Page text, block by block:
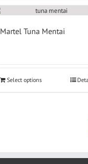
Martel Tuna Mentai
Select options